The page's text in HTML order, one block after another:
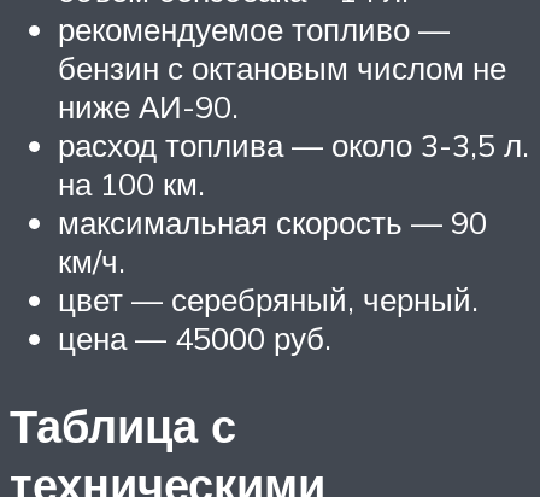
рекомендуемое топливо —
бензин с октановым числом не
ниже АИ-90.
расход топлива — около 3-3,5 л.
на 100 км.
максимальная скорость — 90
км/ч.
цвет — серебряный, черный.
цена — 45000 руб.
Таблица с
техническими